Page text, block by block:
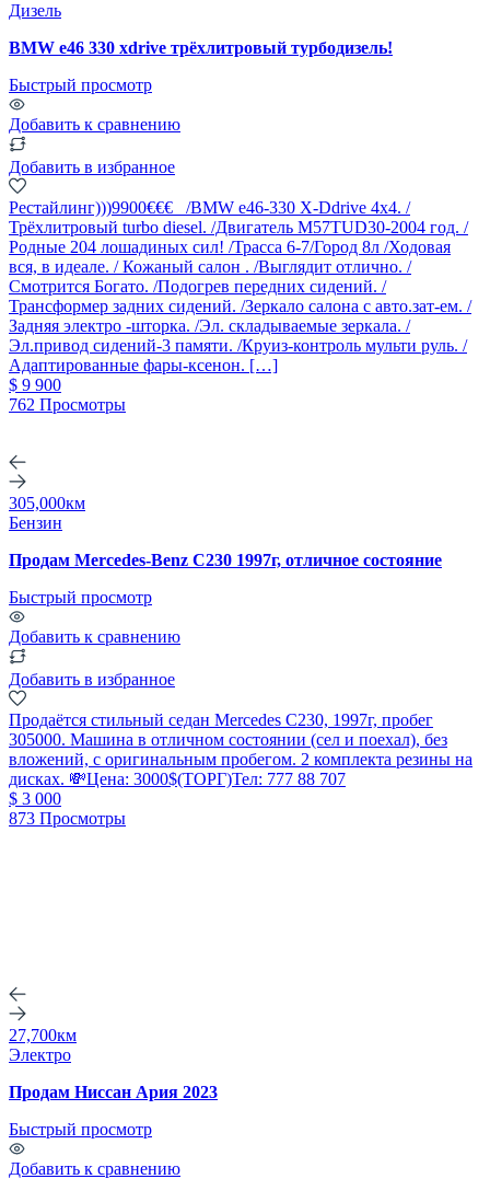
Дизель
BMW e46 330 xdrive трёхлитровый турбодизель!
Быстрый просмотр
Добавить к сравнению
Добавить в избранное
Рестайлинг)))9900€€€ /BMW e46-330 X-Ddrive 4х4. /
Трёхлитровый turbo diesel. /Двигатель М57ТUD30-2004 год. /
Родные 204 лошадиных сил! /Трасса 6-7/Город 8л /Ходовая
вся, в идеале. / Кожаный салон . /Выглядит отлично. /
Смотрится Богато. /Подогрев передних сидений. /
Трансформер задних сидений. /Зеркало салона с авто.зат-ем. /
Задняя электро -шторка. /Эл. складываемые зеркала. /
Эл.привод сидений-3 памяти. /Круиз-контроль мульти руль. /
Адаптированные фары-ксенон. […]
$ 9 900
762 Просмотры
305,000км
Бензин
Продам Mercedes-Benz C230 1997г, отличное состояние
Быстрый просмотр
Добавить к сравнению
Добавить в избранное
Продаётся стильный седан Mercedes C230, 1997г, пробег
305000. Машина в отличном состоянии (сел и поехал), без
вложений, с оригинальным пробегом. 2 комплекта резины на
дисках. 💸Цена: 3000$(ТОРГ)Тел: 777 88 707
$ 3 000
873 Просмотры
27,700км
Электро
Продам Ниссан Ария 2023
Быстрый просмотр
Добавить к сравнению